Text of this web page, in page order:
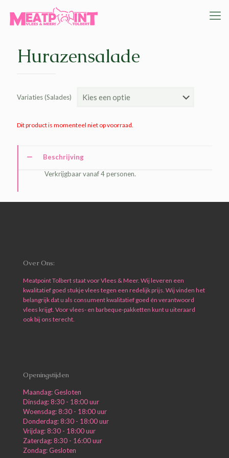
Hurazensalade
Variaties (Salades)
Dit product is momenteel niet op voorraad.
Beschrijving
Verkrijgbaar vanaf 4 personen.
Over Ons:
Meatpoint Tolbert staat voor Vlees & Meer. Wij leveren een
kwalitatief goed stukje vlees tegen een redelijk prijs. Wij vinden het
belangrijk dat u als consument kwalitatief goed én verantwoord
vlees krijgt. Voor vlees- en barbeque-pakketten kunt u uiteraard
ook bij ons terecht.
Openingstijden
Maandag: Gesloten
Dinsdag: 8:30 - 18:00 uur
Woensdag: 8:30 - 18:00 uur
Donderdag: 8:30 - 18:00 uur
Vrijdag: 8:30 - 18:00 uur
Zaterdag: 8:30 - 16:00 uur
Zondag: Gesloten